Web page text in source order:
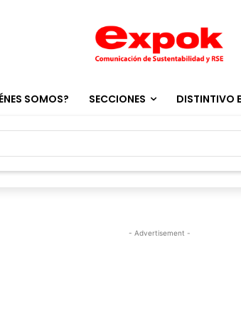
SOMOS? SECCIONES DISTINTIVO
- Advertisement -